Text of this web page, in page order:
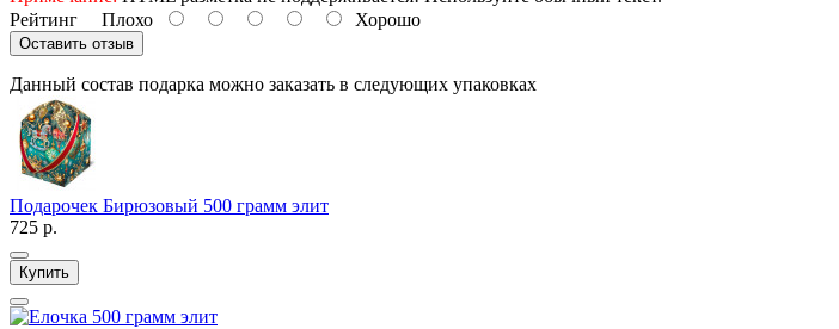
Рейтинг Плохо Хорошо
Оставить отзыв
Данный состав подарка можно заказать в следующих упаковках
Подарочек Бирюзовый 500 грамм элит
725 р.
Купить